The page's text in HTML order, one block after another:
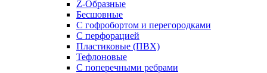
Z-Образные
Бесшовные
С гофробортом и перегородками
С перфорацией
Пластиковые (ПВХ)
Тефлоновые
С поперечными ребрами